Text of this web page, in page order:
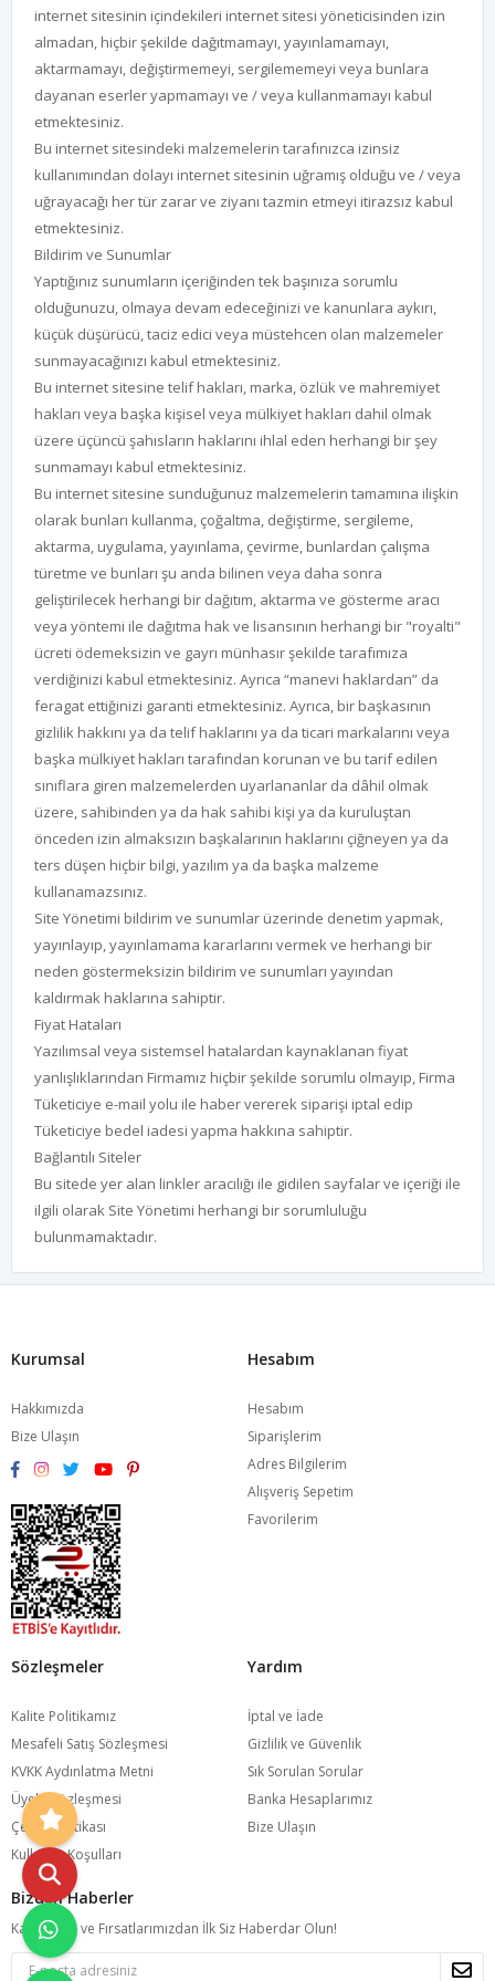
internet sitesinin içindekileri internet sitesi yöneticisinden izin
almadan, hiçbir şekilde dağıtmamayı, yayınlamamayı,
aktarmamayı, değiştirmemeyi, sergilememeyi veya bunlara
dayanan eserler yapmamayı ve / veya kullanmamayı kabul
etmektesiniz.
Bu internet sitesindeki malzemelerin tarafınızca izinsiz
kullanımından dolayı internet sitesinin uğramış olduğu ve / veya
uğrayacağı her tür zarar ve ziyanı tazmin etmeyi itirazsız kabul
etmektesiniz.
Bildirim ve Sunumlar
Yaptığınız sunumların içeriğinden tek başınıza sorumlu
olduğunuzu, olmaya devam edeceğinizi ve kanunlara aykırı,
küçük düşürücü, taciz edici veya müstehcen olan malzemeler
sunmayacağınızı kabul etmektesiniz.
Bu internet sitesine telif hakları, marka, özlük ve mahremiyet
hakları veya başka kişisel veya mülkiyet hakları dahil olmak
üzere üçüncü şahısların haklarını ihlal eden herhangi bir şey
sunmamayı kabul etmektesiniz.
Bu internet sitesine sunduğunuz malzemelerin tamamına ilişkin
olarak bunları kullanma, çoğaltma, değiştirme, sergileme,
aktarma, uygulama, yayınlama, çevirme, bunlardan çalışma
türetme ve bunları şu anda bilinen veya daha sonra
geliştirilecek herhangi bir dağıtım, aktarma ve gösterme aracı
veya yöntemi ile dağıtma hak ve lisansının herhangi bir "royalti"
ücreti ödemeksizin ve gayrı münhasır şekilde tarafımıza
verdiğinizi kabul etmektesiniz. Ayrıca “manevi haklardan” da
feragat ettiğinizi garanti etmektesiniz. Ayrıca, bir başkasının
gizlilik hakkını ya da telif haklarını ya da ticari markalarını veya
başka mülkiyet hakları tarafından korunan ve bu tarif edilen
sınıflara giren malzemelerden uyarlananlar da dâhil olmak
üzere, sahibinden ya da hak sahibi kişi ya da kuruluştan
önceden izin almaksızın başkalarının haklarını çiğneyen ya da
ters düşen hiçbir bilgi, yazılım ya da başka malzeme
kullanamazsınız.
Site Yönetimi bildirim ve sunumlar üzerinde denetim yapmak,
yayınlayıp, yayınlamama kararlarını vermek ve herhangi bir
neden göstermeksizin bildirim ve sunumları yayından
kaldırmak haklarına sahiptir.
Fiyat Hataları
Yazılımsal veya sistemsel hatalardan kaynaklanan fiyat
yanlışlıklarından Firmamız hiçbir şekilde sorumlu olmayıp, Firma
Tüketiciye e-mail yolu ile haber vererek siparişi iptal edip
Tüketiciye bedel iadesi yapma hakkına sahiptir.
Bağlantılı Siteler
Bu sitede yer alan linkler aracılığı ile gidilen sayfalar ve içeriği ile
ilgili olarak Site Yönetimi herhangi bir sorumluluğu
bulunmamaktadır.
Kurumsal
Hakkımızda
Bize Ulaşın
Hesabım
Hesabım
Siparişlerim
Adres Bilgilerim
Alışveriş Sepetim
Favorilerim
Sözleşmeler
Kalite Politikamız
Mesafeli Satış Sözleşmesi
KVKK Aydınlatma Metni
Üyelik Sözleşmesi
Çerez Politikası
Kullanım Koşulları
Yardım
İptal ve İade
Gizlilik ve Güvenlik
Sık Sorulan Sorular
Banka Hesaplarımız
Bize Ulaşın
Bizden Haberler
Kampanya ve Fırsatlarımızdan İlk Siz Haberdar Olun!